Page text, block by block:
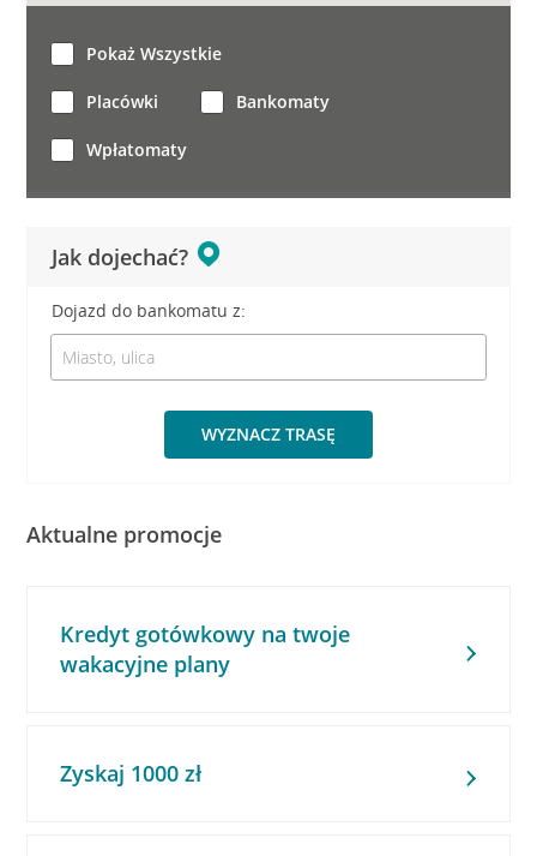
Jak dojechać?
Dojazd do bankomatu z:
WYZNACZ TRASĘ
Pokaż Wszystkie
Placówki Bankomaty
Wpłatomaty
Aktualne promocje
Kredyt gotówkowy na twoje
wakacyjne plany
Zyskaj 1000 zł